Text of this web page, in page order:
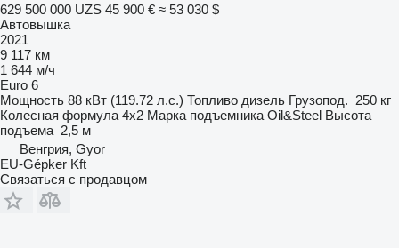
629 500 000 UZS 45 900 € ≈ 53 030 $
Автовышка
2021
9 117 км
1 644 м/ч
Euro 6
Мощность 88 кВт (119.72 л.с.) Топливо дизель Грузопод. 250 кг
Колесная формула 4x2 Марка подъемника Oil&Steel Высота
подъема 2,5 м
Венгрия, Gyor
EU-Gépker Kft
Связаться с продавцом